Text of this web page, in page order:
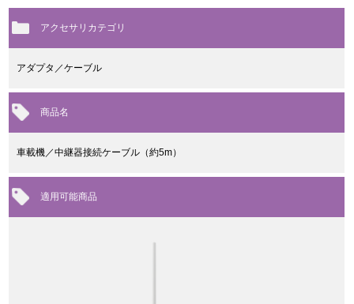
アクセサリカテゴリ
アダプタ／ケーブル
商品名
車載機／中継器接続ケーブル（約5m）
適用可能商品